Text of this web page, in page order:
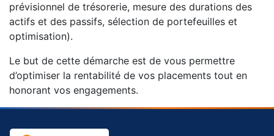
prévisionnel de trésorerie, mesure des durations des
actifs et des passifs, sélection de portefeuilles et
optimisation).
Le but de cette démarche est de vous permettre
d’optimiser la rentabilité de vos placements tout en
honorant vos engagements.